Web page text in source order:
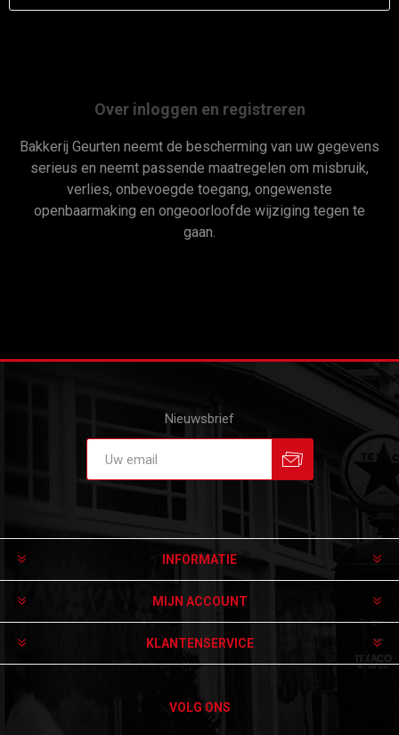
Over inloggen en registreren
Bakkerij Geurten neemt de bescherming van uw gegevens
serieus en neemt passende maatregelen om misbruik,
verlies, onbevoegde toegang, ongewenste
openbaarmaking en ongeoorloofde wijziging tegen te
gaan.
Nieuwsbrief
INFORMATIE
MIJN ACCOUNT
KLANTENSERVICE
VOLG ONS